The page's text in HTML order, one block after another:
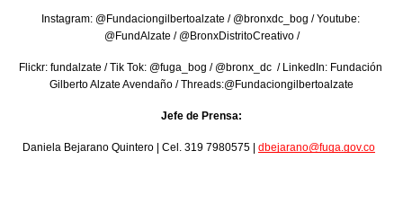
Instagram: @Fundaciongilbertoalzate / @bronxdc_bog / Youtube:
@FundAlzate / @BronxDistritoCreativo /
Flickr: fundalzate / Tik Tok: @fuga_bog / @bronx_dc  / LinkedIn: Fundación
Gilberto Alzate Avendaño / Threads:@Fundaciongilbertoalzate
Jefe de Prensa:
Daniela Bejarano Quintero | Cel. 319 7980575 | dbejarano@fuga.gov.co